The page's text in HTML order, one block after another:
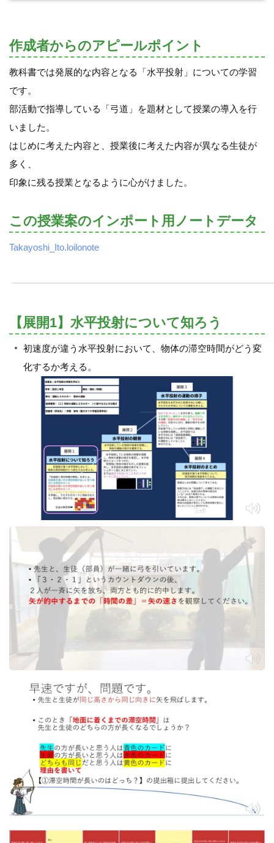
作成者からのアピールポイント
教科書では発展的な内容となる「水平投射」についての学習
です。
部活動で指導している「弓道」を題材として授業の導入を行
いました。
はじめに考えた内容と、授業後に考えた内容が異なる生徒が
多く、
印象に残る授業となるように心がけました。
この授業案のインポート用ノートデータ
Takayoshi_Ito.loilonote
【展開1】水平投射について知ろう
初速度が違う水平投射において、物体の滞空時間がどう変
化するか考える。